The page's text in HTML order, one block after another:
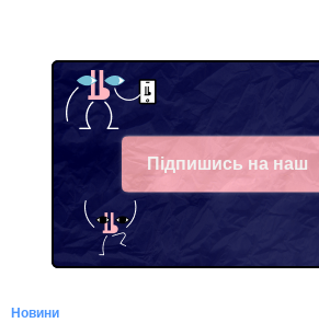
Підпишись на наш
Telegram
Новини